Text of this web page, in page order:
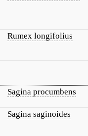
Rumex longifolius
Sagina procumbens
Sagina saginoides